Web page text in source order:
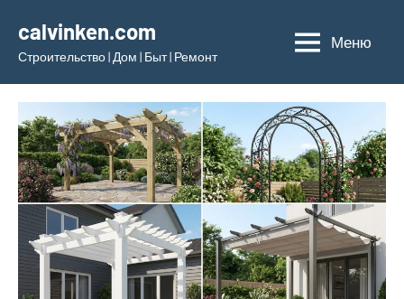
содержимому
calvinken.com
Строительство | Дом | Быт | Ремонт
Меню